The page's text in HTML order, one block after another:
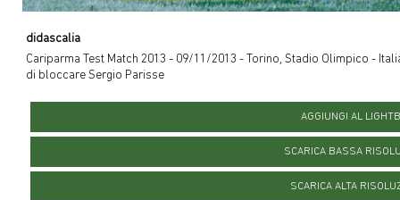
didascalia
Cariparma Test Match 2013 - 09/11/2013 - Torino, Stadio Olimpico -
di bloccare Sergio Parisse
AGGIUNGI AL
SCARICA BASSA
SCARICA ALTA